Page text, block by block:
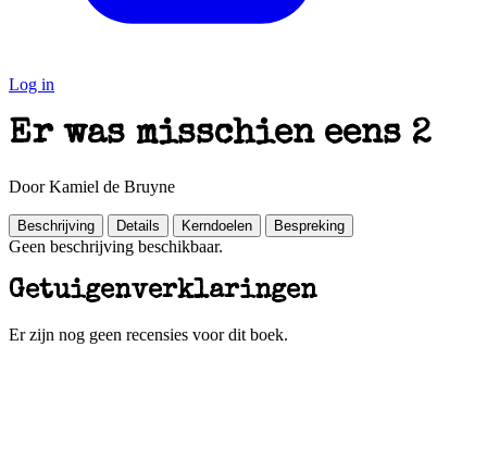
Log in
Er was misschien eens 2
Door Kamiel de Bruyne
Beschrijving Details Kerndoelen Bespreking
Geen beschrijving beschikbaar.
Getuigenverklaringen
Er zijn nog geen recensies voor dit boek.